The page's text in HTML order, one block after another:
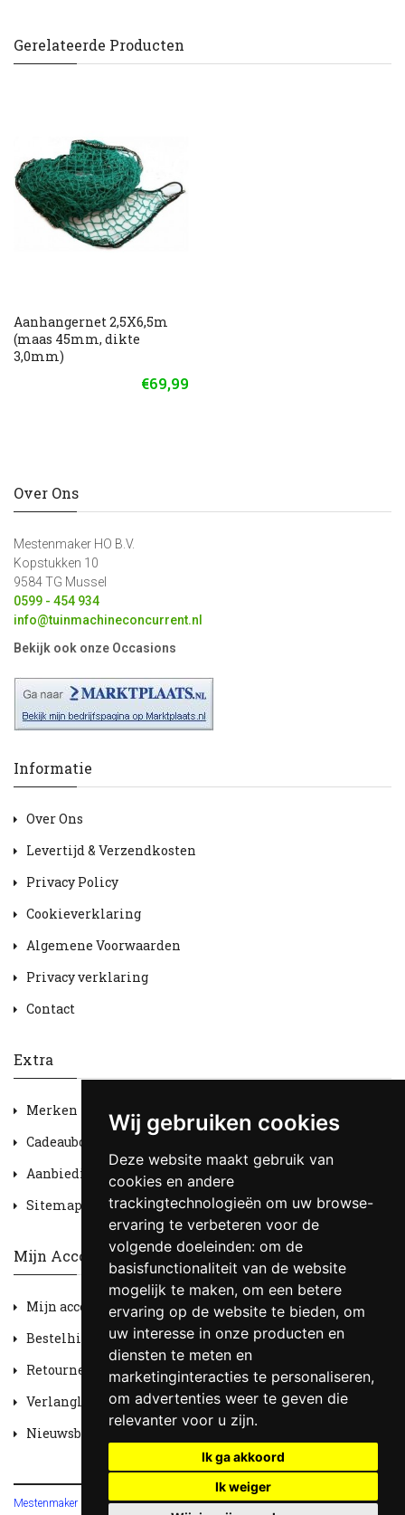
Wij gebruiken cookies
Deze website maakt gebruik van
cookies en andere
trackingtechnologieën om uw browse-
ervaring te verbeteren voor de
volgende doeleinden: om de
basisfunctionaliteit van de website
mogelijk te maken, om een betere
ervaring op de website te bieden, om
uw interesse in onze producten en
diensten te meten en
marketinginteracties te personaliseren,
om advertenties weer te geven die
relevanter voor u zijn.
Ik ga akkoord
Ik weiger
Gerelateerde Producten
Aanhangernet 2,5X6,5m
(maas 45mm, dikte
3,0mm)
€69,99
Over Ons
Mestenmaker HO B.V.
Kopstukken 10
9584 TG Mussel
0599 - 454 934
info@tuinmachineconcurrent.nl
Bekijk ook onze Occasions
Informatie
Over Ons
Levertijd & Verzendkosten
Privacy Policy
Cookieverklaring
Algemene Voorwaarden
Privacy verklaring
Contact
Extra
Merken
Cadeaubon
Aanbiedingen
Sitemap
Mijn Account
Mijn account
Bestelhistorie
Retourneren
Verlanglijst
Nieuwsbrief
Mestenmaker HOBV© 2026